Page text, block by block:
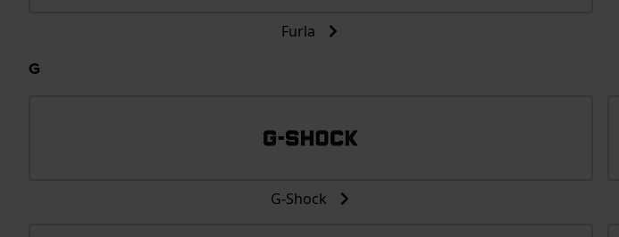
Furla
G
G-Shock